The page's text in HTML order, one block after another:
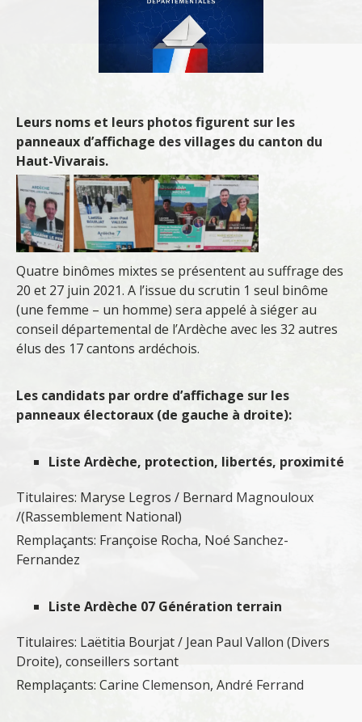
Leurs noms et leurs photos figurent sur les
panneaux d’affichage des villages du canton du
Haut-Vivarais.
Quatre binômes mixtes se présentent au suffrage des
20 et 27 juin 2021. A l’issue du scrutin 1 seul binôme
(une femme – un homme) sera appelé à siéger au
conseil départemental de l’Ardèche avec les 32 autres
élus des 17 cantons ardéchois.
Les candidats par ordre d’affichage sur les
panneaux électoraux (de gauche à droite):
Liste Ardèche, protection, libertés, proximité
Titulaires: Maryse Legros / Bernard Magnouloux
/(Rassemblement National)
Remplaçants: Françoise Rocha, Noé Sanchez-
Fernandez
Liste Ardèche 07 Génération terrain
Titulaires: Laëtitia Bourjat / Jean Paul Vallon (Divers
Droite), conseillers sortant
Remplaçants: Carine Clemenson, André Ferrand